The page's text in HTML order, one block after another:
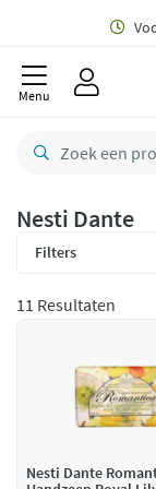
Menu
Nesti Dante
Filters
11 Resultaten
Nesti Dante